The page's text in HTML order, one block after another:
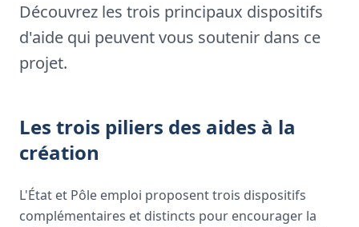
Découvrez les trois principaux dispositifs
d'aide qui peuvent vous soutenir dans ce
projet.
Les trois piliers des aides à la
création
L'État et Pôle emploi proposent trois dispositifs
complémentaires et distincts pour encourager la